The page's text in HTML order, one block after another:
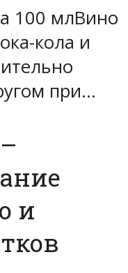
100 млВино
кола и
при…
и